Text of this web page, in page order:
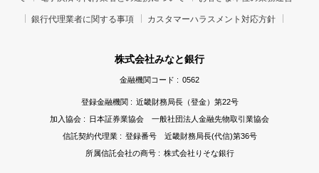
銀行代理業者に関する事項 カスタマーハラスメント対応方針
株式会社みなと銀行
金融機関コード : 0562
登録金融機関 : 近畿財務局長（登金）第22号
加入協会 : 日本証券業協会 一般社団法人金融先物取引業協会
信託契約代理業 : 登録番号 近畿財務局長(代信)第36号
所属信託会社の商号 : 株式会社りそな銀行